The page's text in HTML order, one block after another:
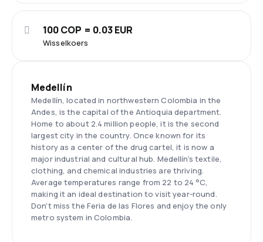
Wisselkoers
100 COP = 0.03 EUR
Medellín
Medellín, located in northwestern Colombia in the
Andes, is the capital of the Antioquia department.
Home to about 2.4 million people, it is the second
largest city in the country. Once known for its
history as a center of the drug cartel, it is now a
major industrial and cultural hub. Medellín's textile,
clothing, and chemical industries are thriving.
Average temperatures range from 22 to 24 °C,
making it an ideal destination to visit year-round.
Don't miss the Feria de las Flores and enjoy the only
metro system in Colombia.